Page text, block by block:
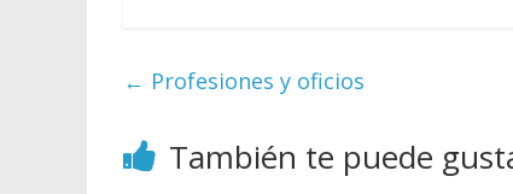
← Profesiones y oficios
También te puede